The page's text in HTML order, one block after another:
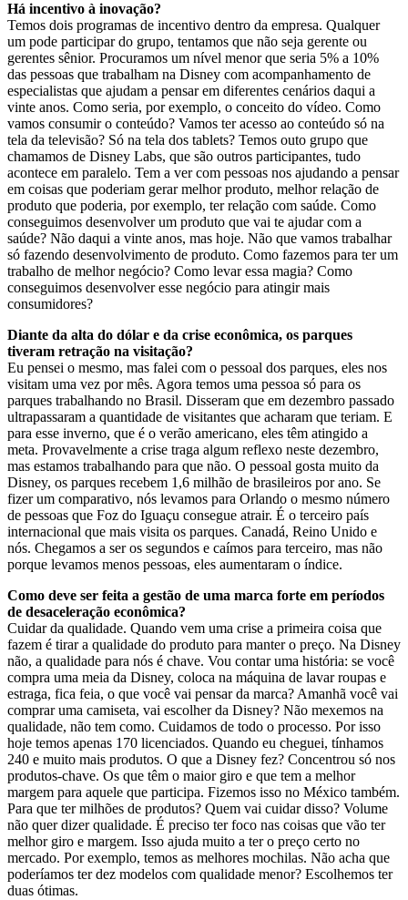
Há incentivo à inovação?
Temos dois programas de incentivo dentro da empresa. Qualquer
um pode participar do grupo, tentamos que não seja gerente ou
gerentes sênior. Procuramos um nível menor que seria 5% a 10%
das pessoas que trabalham na Disney com acompanhamento de
especialistas que ajudam a pensar em diferentes cenários daqui a
vinte anos. Como seria, por exemplo, o conceito do vídeo. Como
vamos consumir o conteúdo? Vamos ter acesso ao conteúdo só na
tela da televisão? Só na tela dos tablets? Temos outo grupo que
chamamos de Disney Labs, que são outros participantes, tudo
acontece em paralelo. Tem a ver com pessoas nos ajudando a pensar
em coisas que poderiam gerar melhor produto, melhor relação de
produto que poderia, por exemplo, ter relação com saúde. Como
conseguimos desenvolver um produto que vai te ajudar com a
saúde? Não daqui a vinte anos, mas hoje. Não que vamos trabalhar
só fazendo desenvolvimento de produto. Como fazemos para ter um
trabalho de melhor negócio? Como levar essa magia? Como
conseguimos desenvolver esse negócio para atingir mais
consumidores?
Diante da alta do dólar e da crise econômica, os parques
tiveram retração na visitação?
Eu pensei o mesmo, mas falei com o pessoal dos parques, eles nos
visitam uma vez por mês. Agora temos uma pessoa só para os
parques trabalhando no Brasil. Disseram que em dezembro passado
ultrapassaram a quantidade de visitantes que acharam que teriam. E
para esse inverno, que é o verão americano, eles têm atingido a
meta. Provavelmente a crise traga­­ algum reflexo neste dezembro,
mas estamos trabalhando para que não. O pessoal gosta muito da
Disney, os parques­­ recebem 1,6 milhão de brasileiros por ano. Se
fizer um comparativo, nós levamos para Orlando o mesmo número
de pessoas que Foz do Iguaçu consegue atrair. É o terceiro país
internacional que mais visita os parques. Canadá, Reino Unido e
nós. Chegamos a ser os segundos e caímos para terceiro, mas não
porque levamos menos pessoas, eles aumentaram o índice.
Como deve ser feita a gestão de uma marca forte em períodos
de desaceleração econômica?
Cuidar da qualidade. Quando vem uma crise a primeira coisa que
fazem é tirar a qualidade do produto para manter o preço. Na Disney
não, a qualidade para nós é chave. Vou contar uma história: se você
compra uma meia da Disney, coloca na máquina de lavar roupas e
estraga, fica feia, o que você vai pensar da marca? Amanhã você vai
comprar uma camiseta, vai escolher da Disney? Não mexemos na
qualidade, não tem como. Cuidamos de todo o processo. Por isso
hoje temos apenas 170 licenciados. Quando eu cheguei, tínhamos
240 e muito mais produtos. O que a Disney fez? Concentrou só nos
produtos-chave. Os que têm o maior giro e que tem a melhor
margem para aquele que participa. Fizemos isso no México também.
Para que ter milhões de produtos? Quem vai cuidar disso? Volume
não quer dizer qualidade. É preciso ter foco nas coisas que vão ter
melhor giro e margem. Isso ajuda muito a ter o preço certo no
mercado. Por exemplo, temos as melhores mochilas. Não acha que
poderíamos ter dez modelos com qualidade menor? Escolhemos ter
duas ótimas.